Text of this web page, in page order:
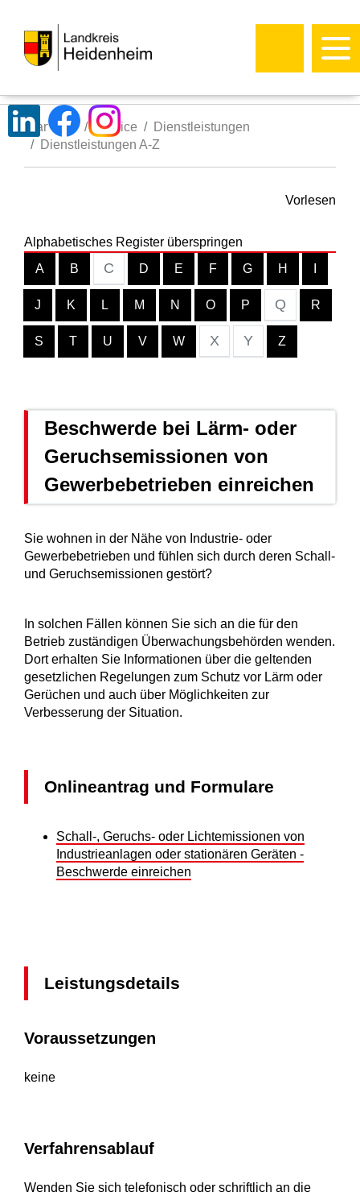
Startseite Service
Dienstleistungen
Dienstleistungen A-Z
Vorlesen
Alphabetisches Register überspringen
A
B C D E F G H
J K L M N O P Q R
S T U V W X Y Z
Beschwerde bei Lärm- oder
Geruchsemissionen von
Gewerbebetrieben einreichen
Sie wohnen in der Nähe von Industrie- oder
Gewerbebetrieben und fühlen sich durch deren Schall-
und Geruchsemissionen gestört?
In solchen Fällen können Sie sich an die für den
Betrieb zuständigen Überwachungsbehörden wenden.
Dort erhalten Sie Informationen über die geltenden
gesetzlichen Regelungen zum Schutz vor Lärm oder
Gerüchen und auch über Möglichkeiten zur
Verbesserung der Situation.
Onlineantrag und Formulare
Schall-, Geruchs- oder Lichtemissionen von
Industrieanlagen oder stationären Geräten -
Beschwerde einreichen
Leistungsdetails
Voraussetzungen
keine
Verfahrensablauf
Wenden Sie sich telefonisch oder schriftlich an die